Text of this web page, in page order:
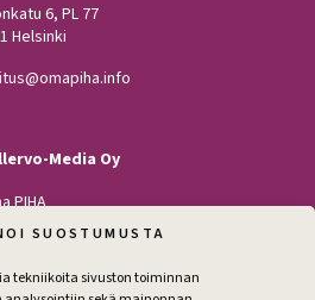
SUOSTUMUSTA
tekniikoita sivuston toiminnan
6, PL 77
Helsinki
Media Oy
PIHA
Pellervo
Pellervo